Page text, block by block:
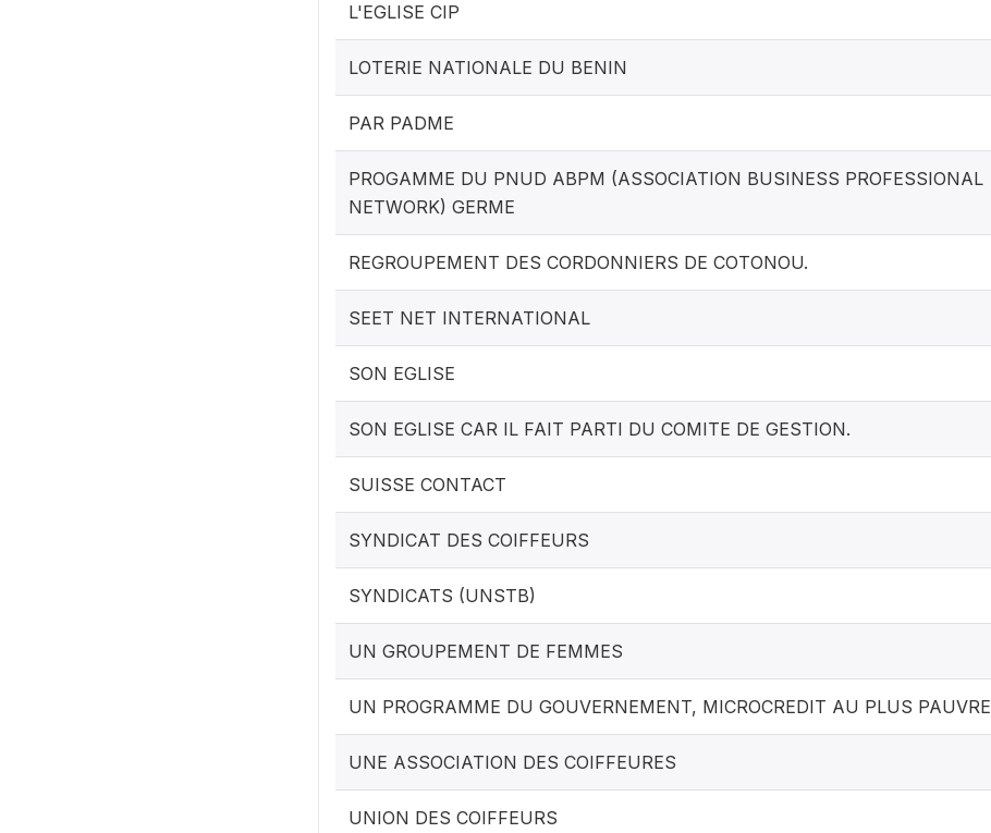
L'EGLISE CIP
LOTERIE NATIONALE DU BENIN
PAR PADME
PROGAMME DU PNUD ABPM (ASSOCIATION BUSINESS PROFESSIONAL
NETWORK) GERME
REGROUPEMENT DES CORDONNIERS DE COTONOU.
SEET NET INTERNATIONAL
SON EGLISE
SON EGLISE CAR IL FAIT PARTI DU COMITE DE GESTION.
SUISSE CONTACT
SYNDICAT DES COIFFEURS
SYNDICATS (UNSTB)
UN GROUPEMENT DE FEMMES
UN PROGRAMME DU GOUVERNEMENT, MICROCREDIT AU PLUS PAUVRE
UNE ASSOCIATION DES COIFFEURES
UNION DES COIFFEURS